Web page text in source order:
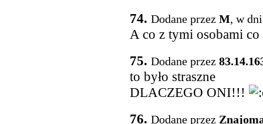
74. Dodane przez M, w
A co z tymi osobami co
75. Dodane przez
to było straszne
DLACZEGO ONI!!!
76. Dodane przez